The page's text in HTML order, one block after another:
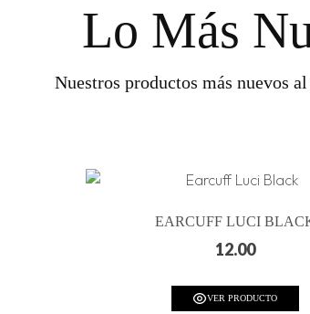
Lo Más
Nuestros productos más nuevos
EARCUFF LUCI
12.00
VER PRODUCTO